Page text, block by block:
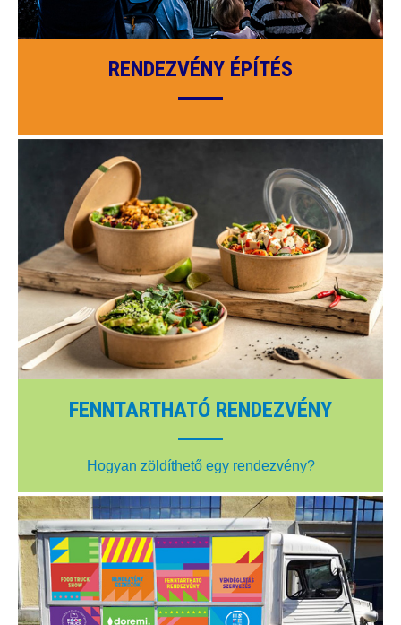
RENDEZVÉNY ÉPÍTÉS
FENNTARTHATÓ RENDEZVÉNY
Hogyan zöldíthető egy rendezvény?